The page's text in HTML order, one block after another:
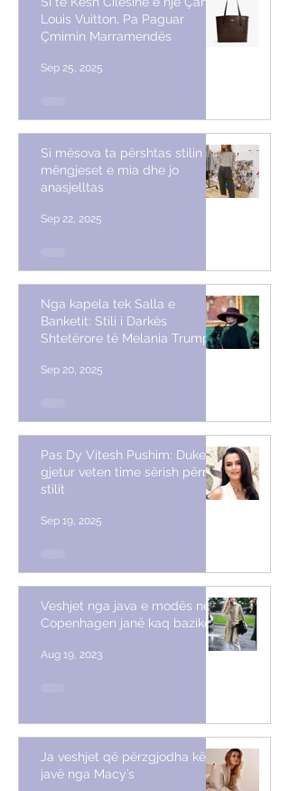
Louis Vuitton, Pa Paguar
Çmimin Marramendës
Sep 25, 2025
Si mësova ta përshtas stilin me
mëngjeset e mia dhe jo
anasjelltas
Sep 22, 2025
Nga kapela tek Salla e
Banketit: Stili i Darkës
Shtetërore të Melania Trump
Sep 20, 2025
Pas Dy Vitesh Pushim: Duke
gjetur veten time sërish përmes
stilit
Sep 19, 2025
Veshjet nga java e modës në
Copenhagen janë kaq bazike
Aug 19, 2023
Ja veshjet që përzgjodha këtë
javë nga Macy’s